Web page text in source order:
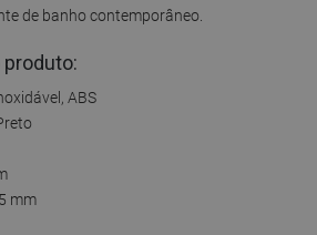
de banho contemporâneo.
ABS
mm